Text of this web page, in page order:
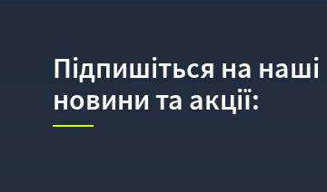
Підпишіться на наші
новини та акції: